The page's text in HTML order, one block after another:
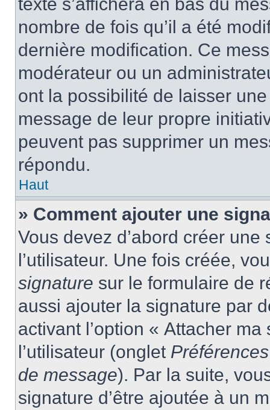
nombre de fois qu’il a été
dernière modification. Ce
modérateur ou un
ont la possibilité de laisser
message de leur propre
peuvent pas supprimer un
répondu.
Haut
» Comment ajouter une
Vous devez d’abord créer
l’utilisateur. Une fois créée,
signature sur le formulaire de
aussi ajouter la signature par
activant l’option « Attacher
l’utilisateur (onglet
de message). Par la suite,
signature d’être ajoutée à un